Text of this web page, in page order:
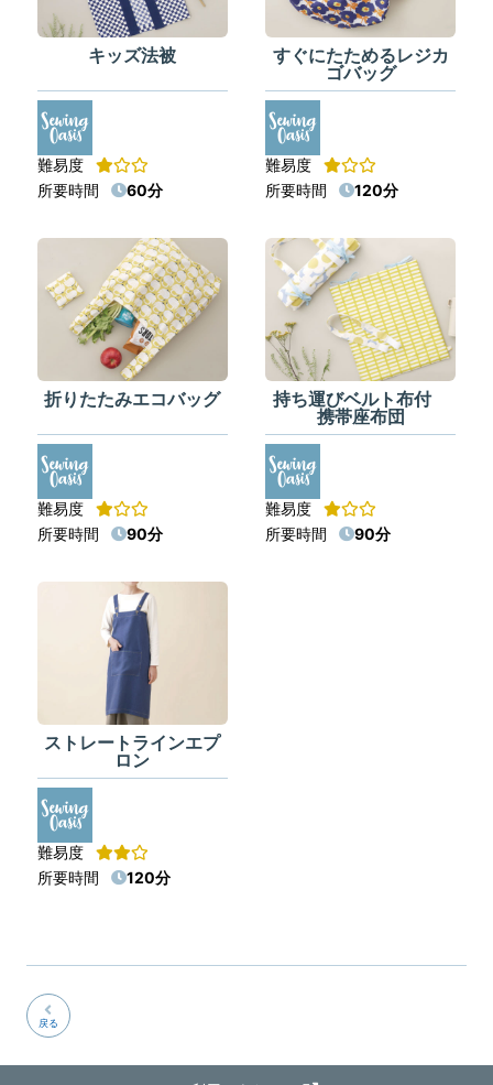
キッズ法被
難易度
所要時間
60分
すぐにたためるレジカ
ゴバッグ
難易度
所要時間
120分
折りたたみエコバッグ
難易度
所要時間
90分
持ち運びベルト布付
携帯座布団
難易度
所要時間
90分
ストレートラインエプ
ロン
難易度
所要時間
120分
戻る